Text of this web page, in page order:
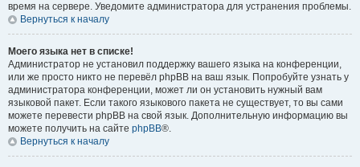
время на сервере. Уведомите администратора для устранения проблемы.
Вернуться к началу
Моего языка нет в списке!
Администратор не установил поддержку вашего языка на конференции,
или же просто никто не перевёл phpBB на ваш язык. Попробуйте узнать у
администратора конференции, может ли он установить нужный вам
языковой пакет. Если такого языкового пакета не существует, то вы сами
можете перевести phpBB на свой язык. Дополнительную информацию вы
можете получить на сайте phpBB®.
Вернуться к началу